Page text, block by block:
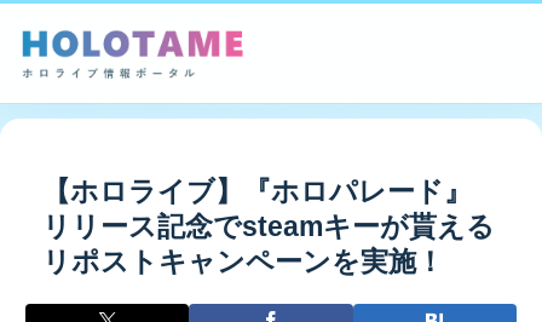
【ホロライブ】『ホロパレード』
リリース記念でsteamキーが貰える
リポストキャンペーンを実施！